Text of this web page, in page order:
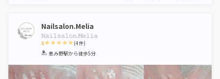
Nailsalon.Melia
𝙽𝚊𝚒𝚕𝚜𝚊𝚕𝚘𝚗.𝙼𝚎𝚕𝚒𝚊
5
1 2 3 4 5
(4件)
恵み野駅から徒歩5分